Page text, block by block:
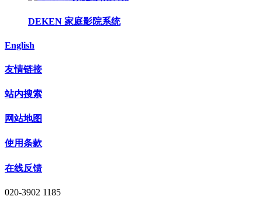
DEKEN 家庭影院系统
English
友情链接
站内搜索
网站地图
使用条款
在线反馈
020-3902 1185